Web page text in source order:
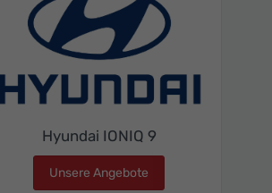
Hyundai IONIQ 9
Unsere Angebote